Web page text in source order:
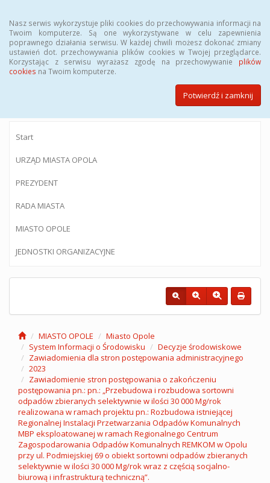
Nasz serwis wykorzystuje pliki cookies do przechowywania informacji na
Twoim komputerze. Są one wykorzystywane w celu zapewnienia
poprawnego działania serwisu. W każdej chwili możesz dokonać zmiany
ustawień dot. przechowywania plików cookies w Twojej przeglądarce.
Korzystając z serwisu wyrażasz zgodę na przechowywanie plików
cookies na Twoim komputerze.
Potwierdź i zamknij
BIULETYN INFORMACJI PUBLICZNEJ
Urzędu Miasta Opola
Start
URZĄD MIASTA OPOLA
PREZYDENT
RADA MIASTA
MIASTO OPOLE
JEDNOSTKI ORGANIZACYJNE
MIASTO OPOLE
Miasto Opole
System Informacji o Środowisku
Decyzje środowiskowe
Zawiadomienia dla stron postępowania administracyjnego
2023
Zawiadomienie stron postępowania o zakończeniu
postępowania pn.: pn.: „Przebudowa i rozbudowa sortowni
odpadów zbieranych selektywnie w ilości 30 000 Mg/rok
realizowana w ramach projektu pn.: Rozbudowa istniejącej
Regionalnej Instalacji Przetwarzania Odpadów Komunalnych
MBP eksploatowanej w ramach Regionalnego Centrum
Zagospodarowania Odpadów Komunalnych REMKOM w Opolu
przy ul. Podmiejskiej 69 o obiekt sortowni odpadów zbieranych
selektywnie w ilości 30 000 Mg/rok wraz z częścią socjalno-
biurową i infrastrukturą techniczną”.